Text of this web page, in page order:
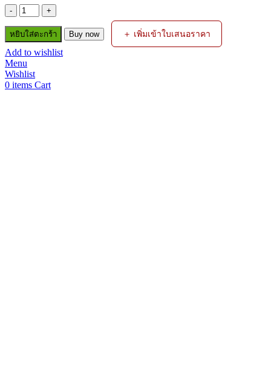
จำนวน
OSUKA
เครื่อง
เติม
ลม
ไร้
หยิบใส่ตะกร้า Buy now ＋ เพิ่มเข้าใบเสนอราคา
Add to wishlist
Menu
Wishlist
0 items Cart